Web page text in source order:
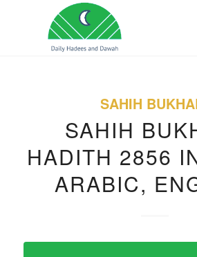
SAHIH
SAHIH
HADITH 2856
ARABIC,